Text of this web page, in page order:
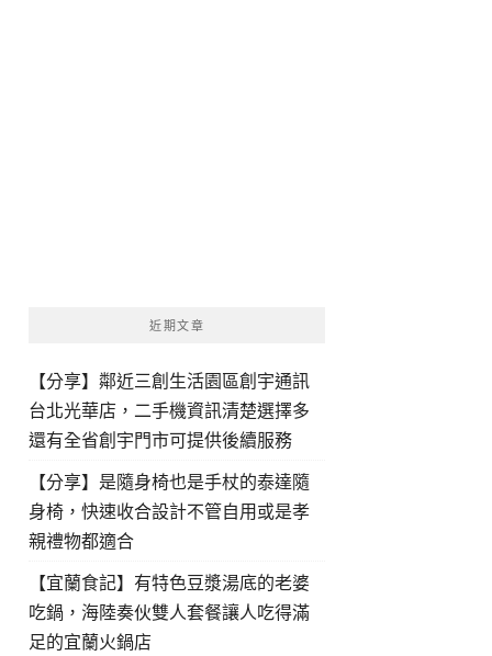
近期文章
【分享】鄰近三創生活園區創宇通訊
台北光華店，二手機資訊清楚選擇多
還有全省創宇門市可提供後續服務
【分享】是隨身椅也是手杖的泰達隨
身椅，快速收合設計不管自用或是孝
親禮物都適合
【宜蘭食記】有特色豆漿湯底的老婆
吃鍋，海陸奏伙雙人套餐讓人吃得滿
足的宜蘭火鍋店